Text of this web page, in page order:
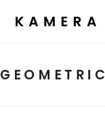
GEOMETRIC